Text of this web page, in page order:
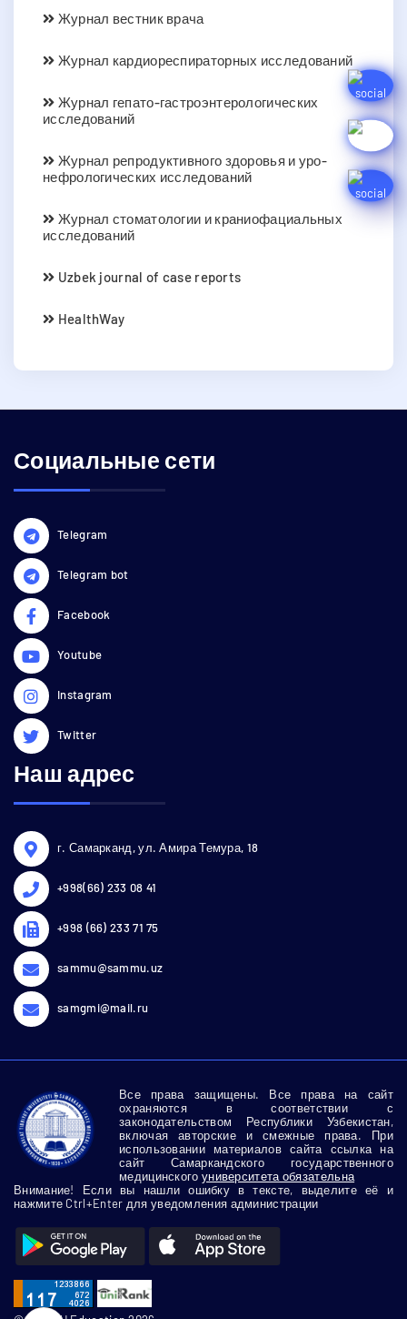
Журнал вестник врача
Журнал кардиореспираторных исследований
Журнал гепато-гастроэнтерологических
исследований
Журнал репродуктивного здоровья и уро-
нефрологических исследований
Журнал стоматологии и краниофациальных
исследований
Uzbek journal of case reports
HealthWay
Социальные сети
Telegram
Telegram bot
Facebook
Youtube
Instagram
Twitter
Наш адрес
г. Самарканд, ул. Амира Темура, 18
+998(66) 233 08 41
+998 (66) 233 71 75
sammu@sammu.uz
samgmi@mail.ru
Все права защищены. Все права на сайт
охраняются в соответствии с
законодательством Республики Узбекистан,
включая авторские и смежные права. При
использовании материалов сайта ссылка на
сайт Самаркандского государственного
медицинского университета обязательна
Внимание! Если вы нашли ошибку в тексте, выделите её и
нажмите Ctrl+Enter для уведомления администрации